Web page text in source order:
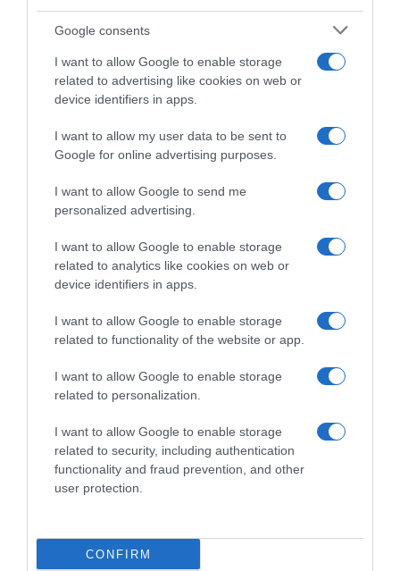
Google consents
I want to allow Google to enable storage
related to advertising like cookies on web or
device identifiers in apps.
I want to allow my user data to be sent to
Google for online advertising purposes.
I want to allow Google to send me
personalized advertising.
I want to allow Google to enable storage
related to analytics like cookies on web or
device identifiers in apps.
I want to allow Google to enable storage
related to functionality of the website or app.
I want to allow Google to enable storage
related to personalization.
I want to allow Google to enable storage
related to security, including authentication
functionality and fraud prevention, and other
user protection.
CONFIRM
ΑΘΛΗΤΙΚΑ